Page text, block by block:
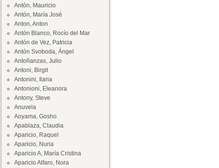
Antón, Mauricio
Antón, María José
Anton, Anton
Antón Blanco, Rocío del Mar
Antón de Vez, Patricia
Antón Svoboda, Ángel
Antoñanzas, Julio
Antoni, Birgit
Antonini, Ilaria
Antonioni, Eleanora
Antony, Steve
Anuvela
Aoyama, Gosho
Apablaza, Claudia
Aparicio, Raquel
Aparicio, Nuria
Aparicio A, María Cristina
Aparicio Alfaro, Nora